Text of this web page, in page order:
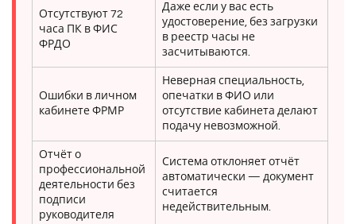
Отсутствуют 72
часа ПК в ФИС
ФРДО
Даже если у вас есть
удостоверение, без загрузки
в реестр часы не
засчитываются.
Ошибки в личном
кабинете ФРМР
Неверная специальность,
опечатки в ФИО или
отсутствие кабинета делают
подачу невозможной.
Отчёт о
профессиональной
деятельности без
подписи
руководителя
Система отклоняет отчёт
автоматически — документ
считается
недействительным.